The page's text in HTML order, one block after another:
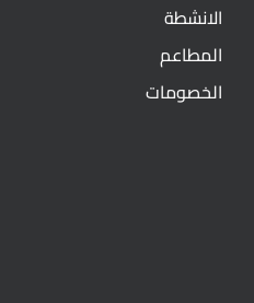
الانشطة
المطاعم
الخصومات